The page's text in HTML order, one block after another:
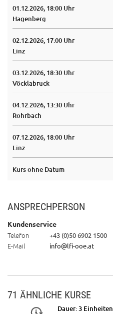
01.12.2026, 18:00 Uhr
Hagenberg
02.12.2026, 17:00 Uhr
Linz
03.12.2026, 18:30 Uhr
Vöcklabruck
04.12.2026, 13:30 Uhr
Rohrbach
07.12.2026, 18:00 Uhr
Linz
Kurs ohne Datum
ANSPRECHPERSON
Kundenservice
Telefon +43 (0)50 6902 1500
E-Mail info@lfi-ooe.at
71 ÄHNLICHE KURSE
Dauer: 3 Einheiten